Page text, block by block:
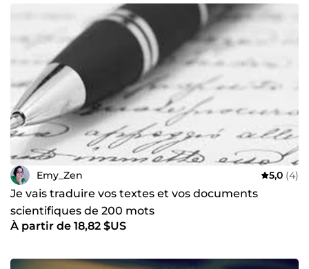
des articles pour blogs, fiches techniques, contenus pour
pages web, rapports scientifiques, etc. Je reste disponible
si vous acceptez une éventuelle collaboration.
Emy_Zen 5,0 (4)
Je vais traduire vos textes et vos documents
scientifiques de 200 mots
À partir de 18,82 $US